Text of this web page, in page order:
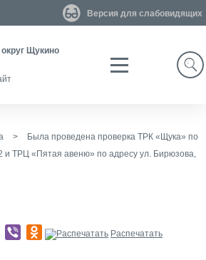
Версия для слабовидящих
Щукино
Search
>
Была проведена проверка ТРК «Щука» по
и ТРЦ «Пятая авеню» по адресу ул. Бирюзова,
Email ViberOdnoklassnikiРаспечатать